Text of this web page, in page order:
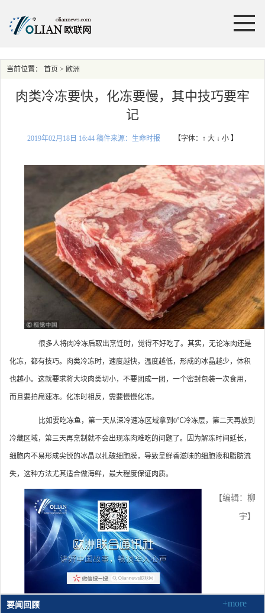
当前位置： 首页 > 欧洲
肉类冷冻要快，化冻要慢，其中技巧要牢
记
2019年02月18日 16:44 稿件来源：生命时报 【字体： ↑ 大 ↓ 小 】
很多人将肉冷冻后取出烹饪时，觉得不好吃了。其实，无论冻肉还是
化冻，都有技巧。肉类冷冻时，速度越快，温度越低，形成的冰晶越少，体积
也越小。这就要求将大块肉类切小，不要团成一团，一个密封包装一次食用，
而且要拍扁速冻。化冻时相反，需要慢慢化冻。
比如要吃冻鱼，第一天从深冷速冻区域拿到0℃冷冻层，第二天再放到
冷藏区域，第三天再烹制就不会出现冻肉难吃的问题了。因为解冻时间延长，
细胞内不易形成尖锐的冰晶以扎破细胞膜，导致呈鲜香滋味的细胞液和脂肪流
失，这种方法尤其适合做海鲜，最大程度保证肉质。
【编辑：柳
宇】
要闻回顾 +more